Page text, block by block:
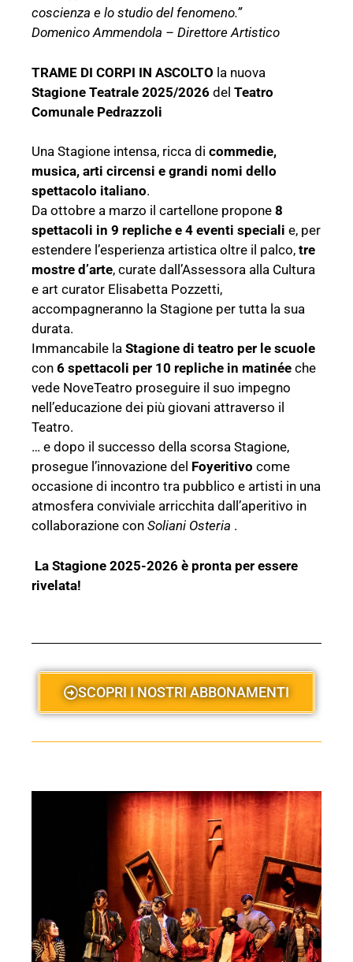
coscienza e lo studio del fenomeno.”
Domenico Ammendola – Direttore Artistico
TRAME DI CORPI IN ASCOLTO la nuova
Stagione Teatrale 2025/2026 del Teatro
Comunale Pedrazzoli
Una Stagione intensa, ricca di commedie,
musica, arti circensi e grandi nomi dello
spettacolo italiano.
Da ottobre a marzo il cartellone propone 8
spettacoli in 9 repliche e 4 eventi speciali e, per
estendere l’esperienza artistica oltre il palco, tre
mostre d’arte, curate dall’Assessora alla Cultura
e art curator Elisabetta Pozzetti,
accompagneranno la Stagione per tutta la sua
durata.
Immancabile la Stagione di teatro per le scuole
con 6 spettacoli per 10 repliche in matinée che
vede NoveTeatro proseguire il suo impegno
nell’educazione dei più giovani attraverso il
Teatro.
… e dopo il successo della scorsa Stagione,
prosegue l’innovazione del Foyeritivo come
occasione di incontro tra pubblico e artisti in una
atmosfera conviviale arricchita dall’aperitivo in
collaborazione con Soliani Osteria .
La Stagione 2025-2026 è pronta per essere
rivelata!
SCOPRI I NOSTRI ABBONAMENTI